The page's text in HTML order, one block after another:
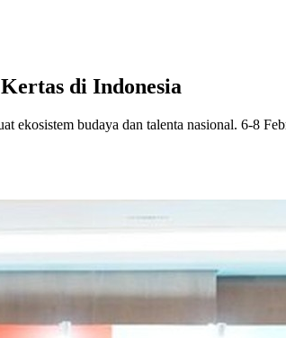
di Indonesia
ekosistem budaya dan talenta nasional. 6-8